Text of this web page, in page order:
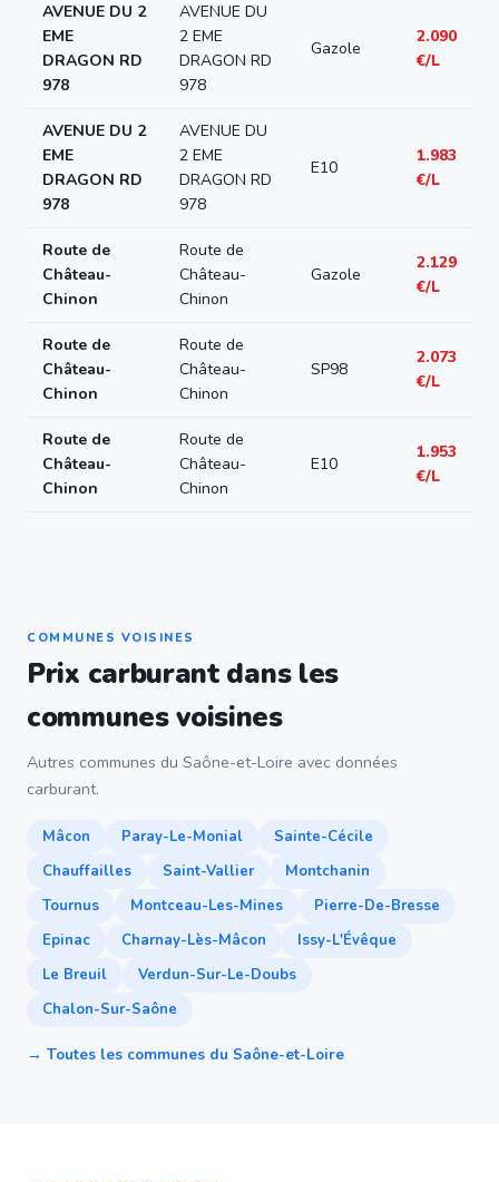
AVENUE DU 2
EME
DRAGON RD
978
AVENUE DU
2 EME
DRAGON RD
978
Gazole
2.090
€/L
AVENUE DU 2
EME
DRAGON RD
978
AVENUE DU
2 EME
DRAGON RD
978
E10
1.983
€/L
Route de
Château-
Chinon
Route de
Château-
Chinon
Gazole
2.129
€/L
Route de
Château-
Chinon
Route de
Château-
Chinon
SP98
2.073
€/L
Route de
Château-
Chinon
Route de
Château-
Chinon
E10
1.953
€/L
COMMUNES VOISINES
Prix carburant dans les
communes voisines
Autres communes du Saône-et-Loire avec données
carburant.
Mâcon Paray-Le-Monial
Sainte-Cécile
Chauffailles
Saint-Vallier
Montchanin
Tournus
Montceau-Les-Mines
Pierre-De-Bresse
Epinac
Charnay-Lès-Mâcon
Issy-L'Évêque
Le Breuil
Verdun-Sur-Le-Doubs
Chalon-Sur-Saône
→ Toutes les communes du Saône-et-Loire